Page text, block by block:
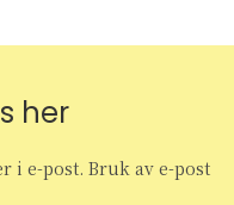
her
i e-post. Bruk av e-post